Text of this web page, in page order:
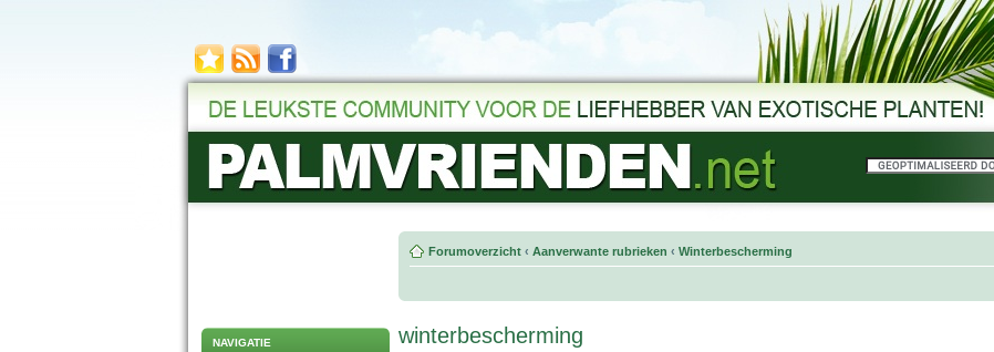
NAVIGATIE
Forumoverzicht ‹ Aanverwante rubrieken ‹ Winterbescherming
winterbescherming